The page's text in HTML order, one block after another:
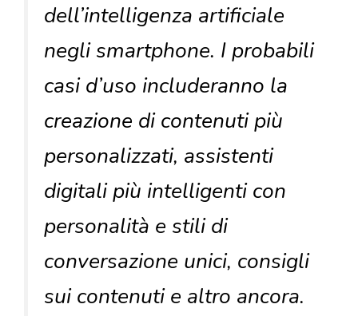
dell’intelligenza artificiale
negli smartphone. I probabili
casi d’uso includeranno la
creazione di contenuti più
personalizzati, assistenti
digitali più intelligenti con
personalità e stili di
conversazione unici, consigli
sui contenuti e altro ancora.